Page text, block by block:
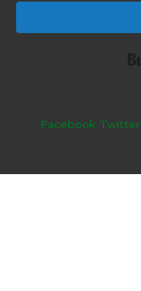
Facebook Twitter